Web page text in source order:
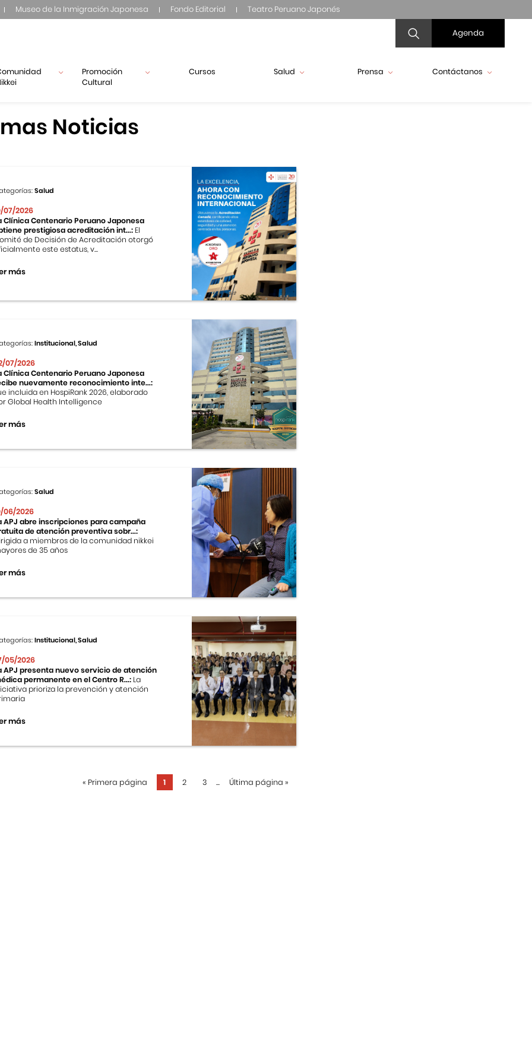
Museo de la Inmigración Japonesa Fondo Editorial Teatro Peruano Japonés
Agenda
Promoción
Cultural
Cursos Salud Prensa Contáctanos
Noticias
Salud
07/2026
Clínica Centenario Peruano Japonesa
prestigiosa acreditación int...: El
de Decisión de Acreditación otorgó
este estatus, v...
más
Institucional, Salud
07/2026
Clínica Centenario Peruano Japonesa
nuevamente reconocimiento inte...:
incluida en HospiRank 2026, elaborado
Global Health Intelligence
más
Salud
06/2026
APJ abre inscripciones para campaña
de atención preventiva sobr...:
a miembros de la comunidad nikkei
de 35 años
más
Institucional, Salud
05/2026
APJ presenta nuevo servicio de atención
permanente en el Centro R...: La
prioriza la prevención y atención
más
« Primera página 1 2 3 ... Última página »